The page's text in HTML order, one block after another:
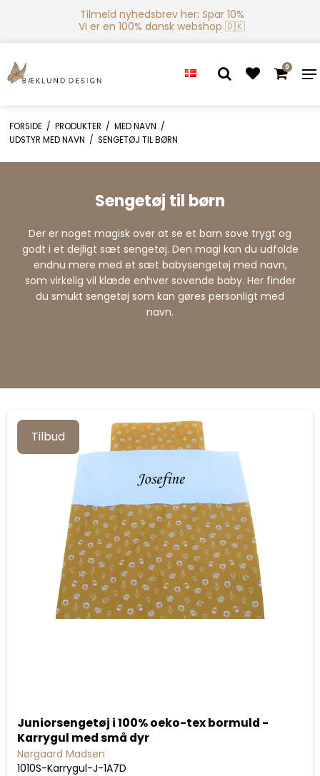
Tilmeld nyhedsbrev her: Spar 10%
Vi er en 100% dansk webshop 🇩🇰
0
FORSIDE / PRODUKTER / MED NAVN /
UDSTYR MED NAVN / SENGETØJ TIL BØRN
Sengetøj til børn
Der er noget magisk over at se et barn sove trygt og
godt i et dejligt sæt sengetøj. Den magi kan du udfolde
endnu mere med et sæt babysengetøj med navn,
som virkelig vil klæde enhver sovende baby. Her finder
du smukt sengetøj som kan gøres personligt med
navn.
Tilbud
Juniorsengetøj i 100% oeko-tex bormuld -
Karrygul med små dyr
Nørgaard Madsen
1010S-Karrygul-J-1A7D